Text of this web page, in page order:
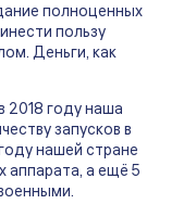
полноценных
пользу
Деньги, как
2018 году наша
запусков в
нашей стране
аппарата, а ещё 5